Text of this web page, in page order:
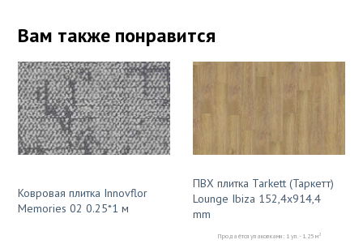
Вам также понравится
Ковровая плитка Innovflor
Memories 02 0.25*1 м
ПВХ плитка Tarkett (Таркетт)
Lounge Ibiza 152,4x914,4
mm
Продаётся упаковками: 1 уп. - 1.25 м2